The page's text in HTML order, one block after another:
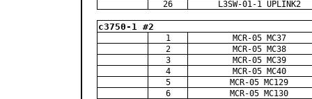
26
L3SW-01-1 UPLINK2
c3750-1 #2
1
MCR-05 MC37
2
MCR-05 MC38
3
MCR-05 MC39
4
MCR-05 MC40
5
MCR-05 MC129
6
MCR-05 MC130